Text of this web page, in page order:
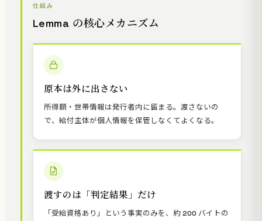
仕組み
Lemma の核心メカニズム
原本は外に出さない
所得額・世帯情報は発行者内に留まる。渡さないの
で、給付主体が個人情報を保管しなくてよくなる。
渡すのは「判定結果」だけ
「受給資格あり」という事実のみを、約 200 バイトの